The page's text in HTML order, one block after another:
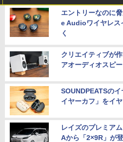
エントリーなのに
e Audioワイヤレス
く
クリエイティブが
アオーディオスピ
SOUNDPEATSの
イヤーカフ」をイ
レイズのプレミア
Aから「2×9R」が登